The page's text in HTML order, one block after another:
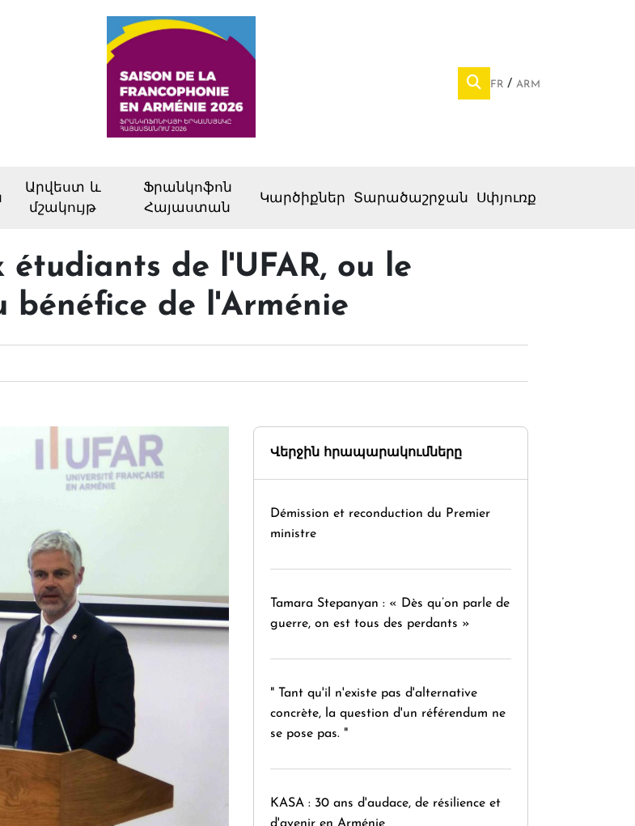
FR ARM
Արվեստ և
մշակույթ
Ֆրանկոֆոն
Հայաստան
Կարծիքներ Տարածաշրջան Սփյուռք
de l'UFAR, ou le
de l'Arménie
Վերջին հրապարակումները
Démission et reconduction du Premier
ministre
Tamara Stepanyan : « Dès qu’on parle de
guerre, on est tous des perdants »
" Tant qu'il n'existe pas d'alternative
concrète, la question d'un référendum ne
se pose pas. "
KASA : 30 ans d'audace, de résilience et